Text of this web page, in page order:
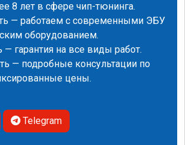
8 лет в сфере чип-тюнинга.
— работаем с современными ЭБУ
оборудованием.
— гарантия на все виды работ.
— подробные консультации по
цены.
Telegram